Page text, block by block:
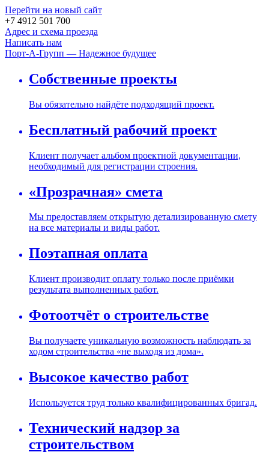
Перейти на новый сайт
+7 4912 501 700
Адрес и схема проезда
Написать нам
Порт-А-Групп — Надежное будущее
Собственные проекты
Вы обязательно найдёте подходящий проект.
Бесплатный рабочий проект
Клиент получает альбом проектной документации,
необходимый для регистрации строения.
«Прозрачная» смета
Мы предоставляем открытую детализированную смету
на все материалы и виды работ.
Поэтапная оплата
Клиент производит оплату только после приёмки
результата выполненных работ.
Фотоотчёт о строительстве
Вы получаете уникальную возможность наблюдать за
ходом строительства «не выходя из дома».
Высокое качество работ
Используется труд только квалифицированных бригад.
Технический надзор за
строительством